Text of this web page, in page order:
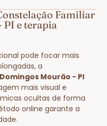
Familiar
PI e terapia
pode focar mais
a
Mourão - PI
mais visual e
ocultas de forma
online garante a